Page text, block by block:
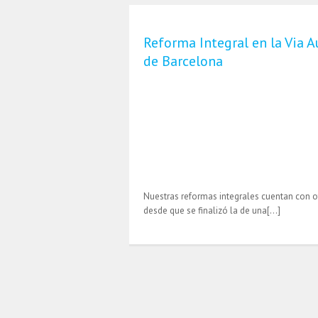
Reforma Integral en la Via
de Barcelona
Nuestras reformas integrales cuentan con
desde que se finalizó la de una[…]